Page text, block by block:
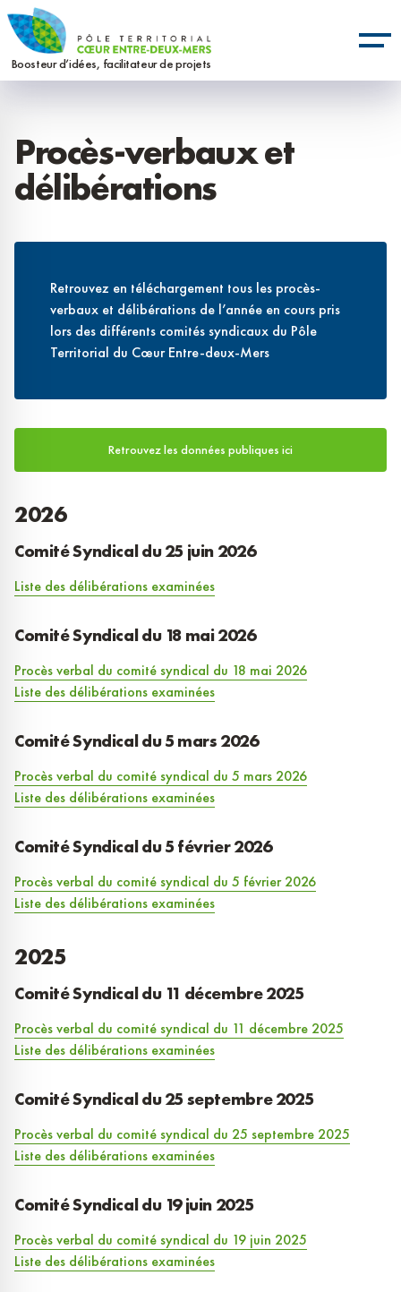
Aller
au
contenu
Boosteur d’idées, facilitateur de projets
Procès-verbaux et
délibérations
Retrouvez en téléchargement tous les procès-
verbaux et délibérations de l’année en cours pris
lors des différents comités syndicaux du Pôle
Territorial du Cœur Entre-deux-Mers
Retrouvez les données publiques ici
2026
Comité Syndical du 25 juin 2026
Liste des délibérations examinées
Comité Syndical du 18 mai 2026
Procès verbal du comité syndical du 18 mai 2026
Liste des délibérations examinées
Comité Syndical du 5 mars 2026
Procès verbal du comité syndical du 5 mars 2026
Liste des délibérations examinées
Comité Syndical du 5 février 2026
Procès verbal du comité syndical du 5 février 2026
Liste des délibérations examinées
2025
Comité Syndical du 11 décembre 2025
Procès verbal du comité syndical du 11 décembre 2025
Liste des délibérations examinées
Comité Syndical du 25 septembre 2025
Procès verbal du comité syndical du 25 septembre 2025
Liste des délibérations examinées
Comité Syndical du 19 juin 2025
Procès verbal du comité syndical du 19 juin 2025
Liste des délibérations examinées
Panneau de gestion des cookies